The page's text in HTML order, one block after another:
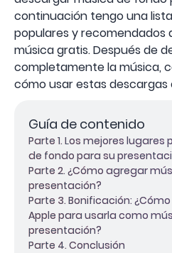
continuación tengo una
populares y recomendados
música gratis. Después de
completamente la música,
cómo usar estas
Guía de contenido
Parte 1. Los mejores
de fondo para su
Parte 2. ¿Cómo agregar
presentación?
Parte 3. Bonificación:
Apple para usarla como
presentación?
Parte 4. Conclusión